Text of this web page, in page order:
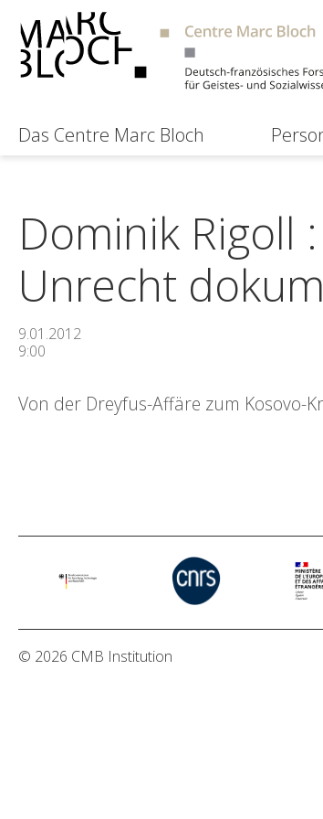
Das Centre Marc Bloch
Dominik Rigoll
Unrecht
9.01.2012
9:00
Von der Dreyfus-Affäre zum Kosovo-
© 2026 CMB Institution